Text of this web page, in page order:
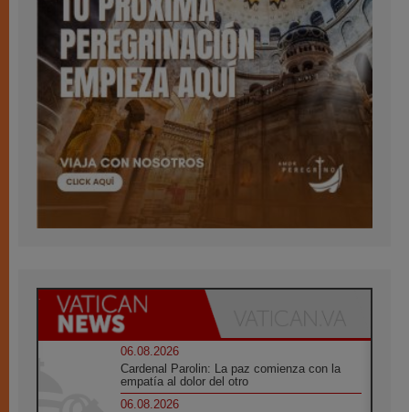
06.08.2026
Cardenal Parolin: La paz comienza con la
empatía al dolor del otro
06.08.2026